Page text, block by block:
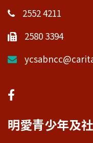
2552 4211
2580 3394
明愛青少年及